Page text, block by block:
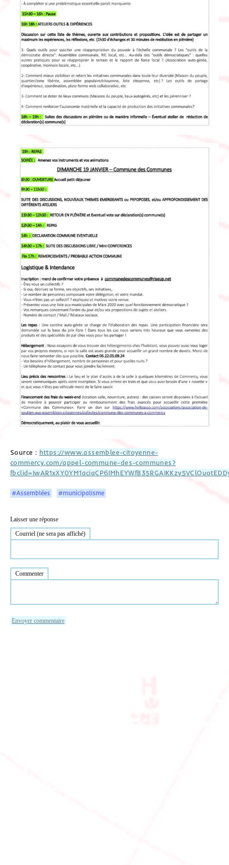
Source : https://www.assemblee-citoyenne-
commercy.com/appel-commune-des-communes?
#Assemblées #municipalisme
Laisser une réponse
Courriel (ne sera pas affiché)
Commenter